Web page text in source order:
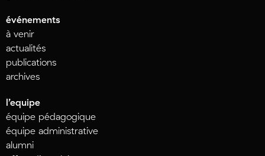
événements
à venir
actualités
publications
archives
l’equipe
équipe pédagogique
équipe administrative
alumni